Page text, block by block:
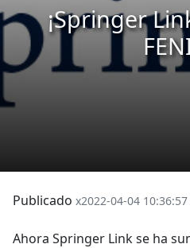
¡Springer
Publicado x2022-04-04 10:36:57
Ahora Springer Link se ha